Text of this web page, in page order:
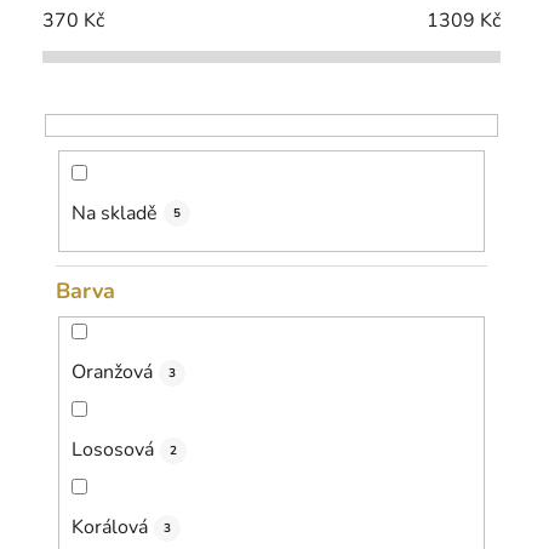
í
p
o
d
ů
370 Kč 1309 Kč
Na skladě 5
Barva
Oranžová 3
Lososová 2
Korálová 3